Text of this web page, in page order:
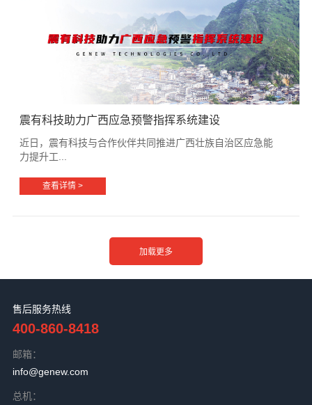
震有科技助力广西应急预警指挥系统建设
近日，震有科技与合作伙伴共同推进广西壮族自治区应急能
力提升工...
查看详情 >
售后服务热线
400-860-8418
邮箱：
info@genew.com
总机：